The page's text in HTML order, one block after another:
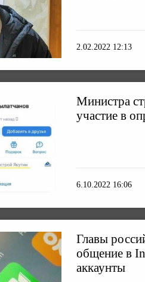
2.02.2022 12:13
Министра
участие в
6.10.2022 16:06
Главы
общение в
аккаунты